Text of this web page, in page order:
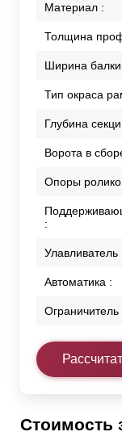
Материал :
Толщина
Ширина
Тип окраса
Глубина
Ворота в
Опоры
:
Автоматика :
Ограничитель
Стоимость